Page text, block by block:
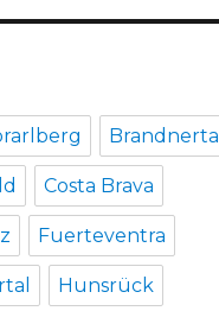
Brandnertal
Costa Brava
Fuerteventra
Hunsrück